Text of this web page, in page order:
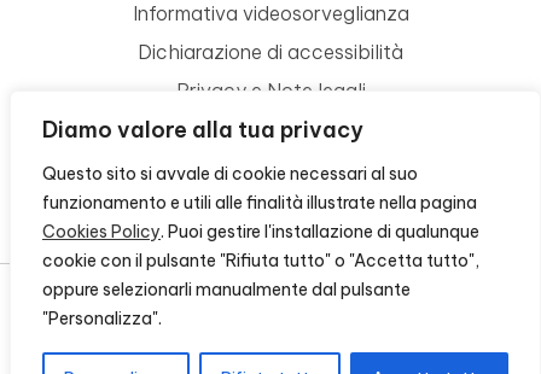
Diamo valore alla tua privacy
Questo sito si avvale di cookie necessari al suo
funzionamento e utili alle finalità illustrate nella pagina
Cookies Policy. Puoi gestire l'installazione di qualunque
cookie con il pulsante "Rifiuta tutto" o "Accetta tutto",
oppure selezionarli manualmente dal pulsante
"Personalizza".
Informativa videosorveglianza
Dichiarazione di accessibilità
Privacy e Note legali
Termini di utilizzo
Cookie policy
Contattaci
CREDITS